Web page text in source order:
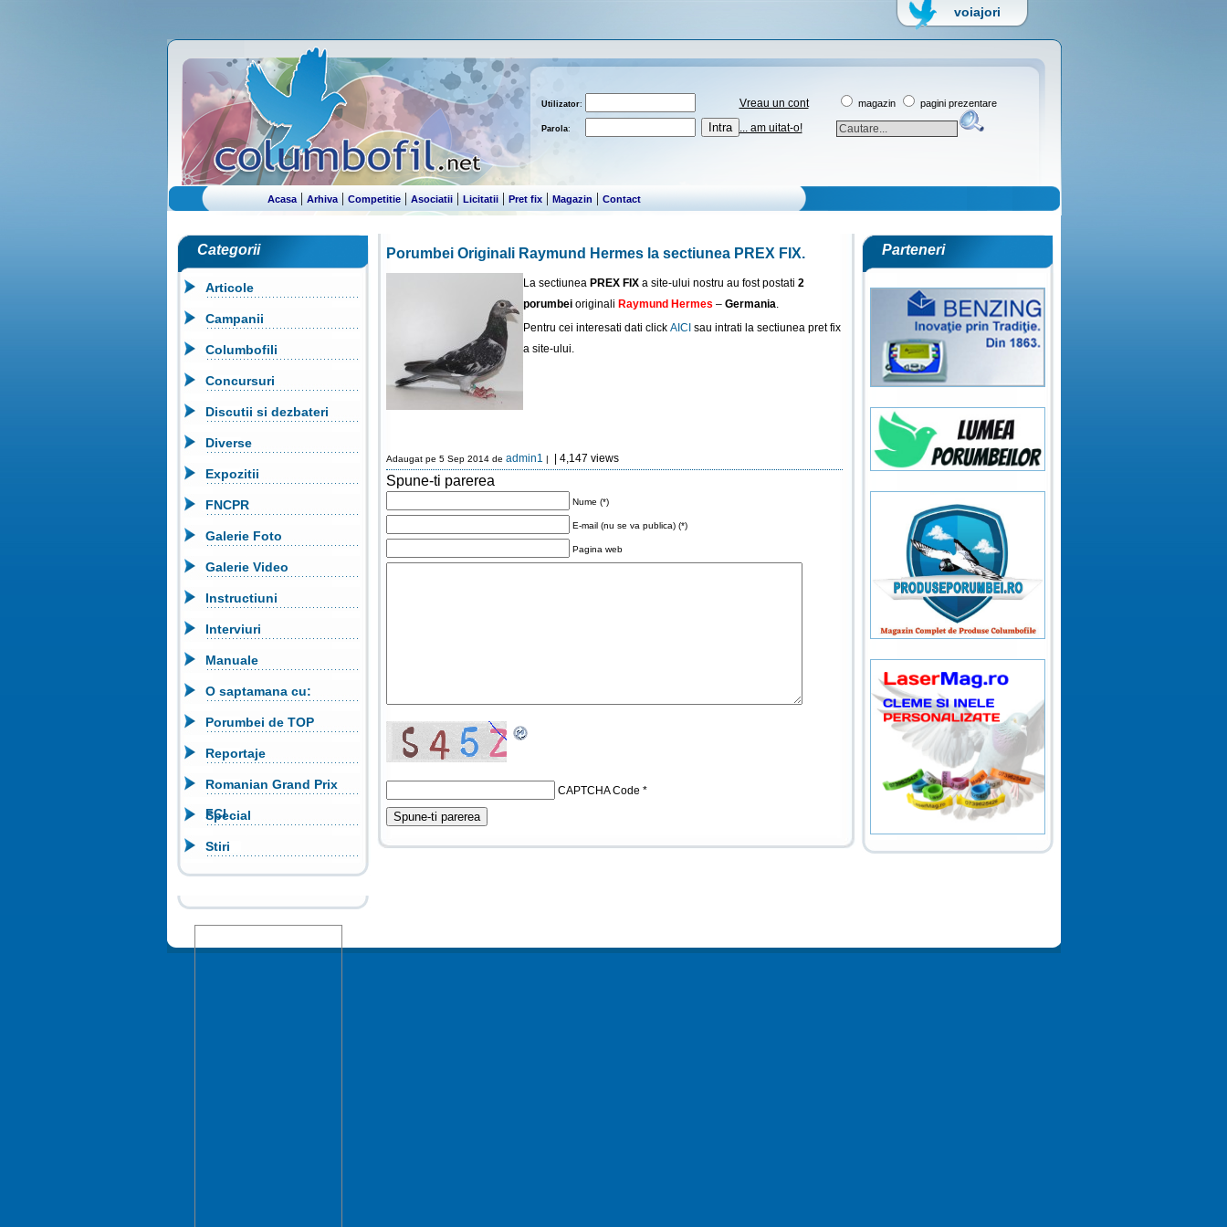
voiajori
Utilizator: Vreau un cont
Parola: ... am uitat-o!
magazin pagini prezentare
Acasa| Arhiva|Competitie| Asociatii| Licitatii|Pret fix|Magazin|Contact
Categorii
Articole
Campanii
Columbofili
Concursuri
Discutii si dezbateri
Diverse
Expozitii
FNCPR
Galerie Foto
Galerie Video
Instructiuni
Interviuri
Manuale
O saptamana cu:
Porumbei de TOP
Reportaje
Romanian Grand Prix
FCI
Special
Stiri
Porumbei Originali Raymund Hermes la sectiunea PREX FIX.
La sectiunea PREX FIXa site-ului nostru au fost postati 2
porumbeioriginali Raymund Hermes – Germania.
Pentru cei interesati dati click AICI sau intrati la sectiunea pret fix
a site-ului.
Adaugat pe 5 Sep 2014 de admin1 | | 4,147 views
Spune-ti parerea
Nume (*)
E-mail (nu se va publica) (*)
Pagina web
CAPTCHA Code *
Parteneri